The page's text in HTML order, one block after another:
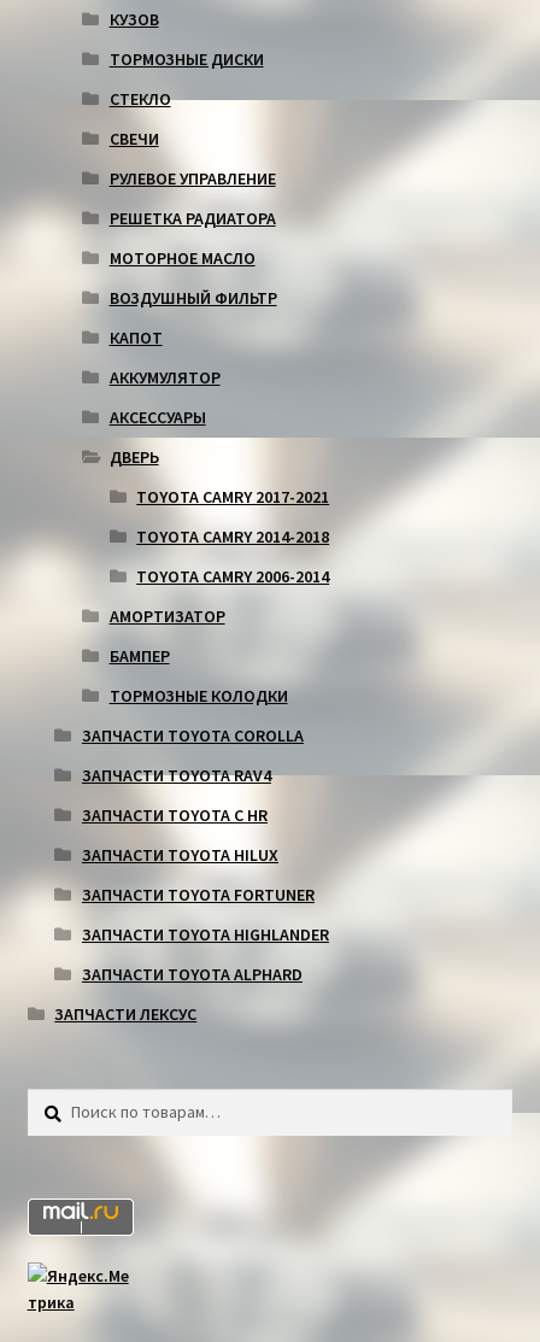
КУЗОВ
ТОРМОЗНЫЕ ДИСКИ
СТЕКЛО
СВЕЧИ
РУЛЕВОЕ УПРАВЛЕНИЕ
РЕШЕТКА РАДИАТОРА
МОТОРНОЕ МАСЛО
ВОЗДУШНЫЙ ФИЛЬТР
КАПОТ
АККУМУЛЯТОР
АКСЕССУАРЫ
ДВЕРЬ
TOYOTA CAMRY 2017-2021
TOYOTA CAMRY 2014-2018
TOYOTA CAMRY 2006-2014
АМОРТИЗАТОР
БАМПЕР
ТОРМОЗНЫЕ КОЛОДКИ
ЗАПЧАСТИ TOYOTA COROLLA
ЗАПЧАСТИ TOYOTA RAV4
ЗАПЧАСТИ TOYOTA C HR
ЗАПЧАСТИ TOYOTA HILUX
ЗАПЧАСТИ TOYOTA FORTUNER
ЗАПЧАСТИ TOYOTA HIGHLANDER
ЗАПЧАСТИ TOYOTA ALPHARD
ЗАПЧАСТИ ЛЕКСУС
Искать:
Поиск